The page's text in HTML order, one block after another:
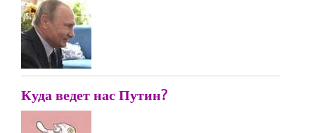
Куда ведет нас Путин?